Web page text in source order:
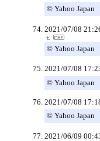
© Yahoo Japan
2021/07/08
© Yahoo Japan
2021/07/08
© Yahoo Japan
2021/07/08
© Yahoo Japan
2021/06/09